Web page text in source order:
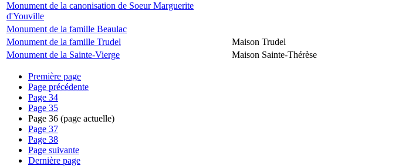
Monument de la canonisation de Soeur Marguerite
d'Youville
Monument de la famille Beaulac
Monument de la famille Trudel
Maison Trudel
Monument de la Sainte-Vierge
Maison Sainte-Thérèse
Première page
Page précédente
Page 34
Page 35
Page 36 (page actuelle)
Page 37
Page 38
Page suivante
Dernière page